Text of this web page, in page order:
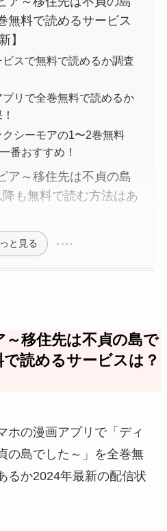
無料で読めるサービス
】
スで無料で読めるか調査
プリで全巻無料で読めるか
シーモアの1〜2巻無料
番おすすめ！
ア～移住先は不貞の島
も無料で読む方法はあ
と見る
移住先は不貞の島で
読めるサービスは？
ホの漫画アプリで「ディ
の島でした～」を全巻無
るか2024年最新の配信状